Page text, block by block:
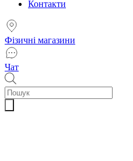
Контакти
Фізичні магазини
Чат
Пошук
товарів